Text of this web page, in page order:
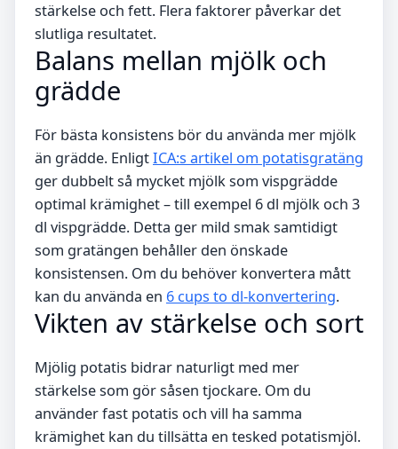
stärkelse och fett. Flera faktorer påverkar det
slutliga resultatet.
Balans mellan mjölk och
grädde
För bästa konsistens bör du använda mer mjölk
än grädde. EnligtICA:s artikel om potatisgratäng
ger dubbelt så mycket mjölk som vispgrädde
optimal krämighet – till exempel 6 dl mjölk och 3
dl vispgrädde. Detta ger mild smak samtidigt
som gratängen behåller den önskade
konsistensen. Om du behöver konvertera mått
kan du använda en 6 cups to dl-konvertering.
Vikten av stärkelse och sort
Mjölig potatis bidrar naturligt med mer
stärkelse som gör såsen tjockare. Om du
använder fast potatis och vill ha samma
krämighet kan du tillsätta en tesked potatismjöl.